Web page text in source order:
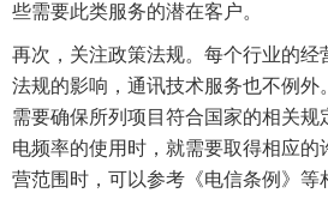
些需要此类服务的潜在客户。
再次，关注政策法规。每个行业的经
法规的影响，通讯技术服务也不例外
需要确保所列项目符合国家的相关规
电频率的使用时，就需要取得相应的
营范围时，可以参考《电信条例》等